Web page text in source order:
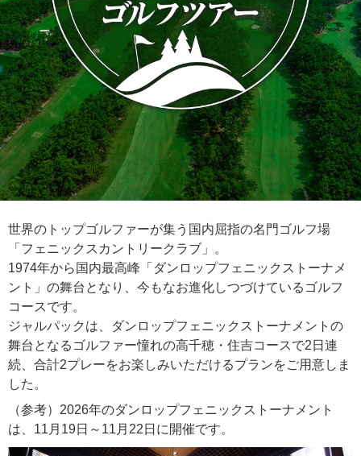
世界のトップゴルファーが集う国内屈指の名門ゴルフ場
「フェニックスカントリークラブ」。
1974年から国内最高峰「ダンロップフェニックストーナメ
ント」の舞台となり、今もなお進化しつづけているゴルフ
コースです。
ジャルパックは、ダンロップフェニックストーナメントの
舞台となるゴルファー憧れの高千穂・住吉コースで2日連
続、合計2プレーをお楽しみいただけるプランをご用意しま
した。
（参考）2026年のダンロップフェニックストーナメント
は、11月19日～11月22日に開催です。